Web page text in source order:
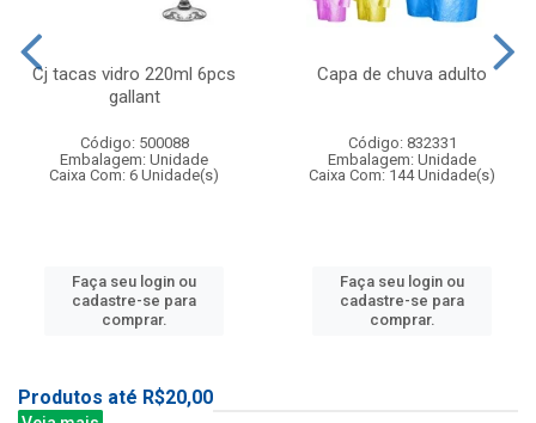
Cj tacas vidro 220ml 6pcs
gallant
Código: 500088
Embalagem: Unidade
Caixa Com: 6 Unidade(s)
Faça seu login ou
cadastre-se para
comprar.
Capa de chuva adulto
Código: 832331
Embalagem: Unidade
Caixa Com: 144 Unidade(s)
Faça seu login ou
cadastre-se para
comprar.
Produtos até R$20,00